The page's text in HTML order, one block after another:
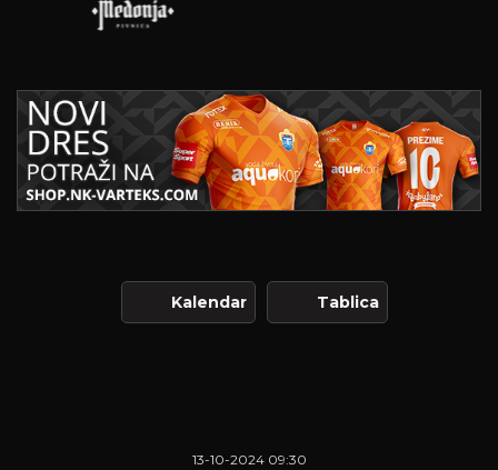
Kalendar Tablica
13-10-2024 09:30